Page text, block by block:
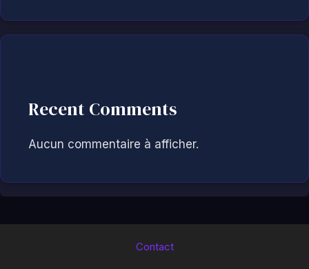
Recent Comments
Aucun commentaire à afficher.
Contact